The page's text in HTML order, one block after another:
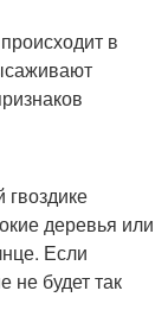
в
деревья или
Если
не будет так